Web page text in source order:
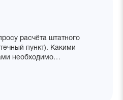
расчёта штатного
пункт). Какими
необходимо